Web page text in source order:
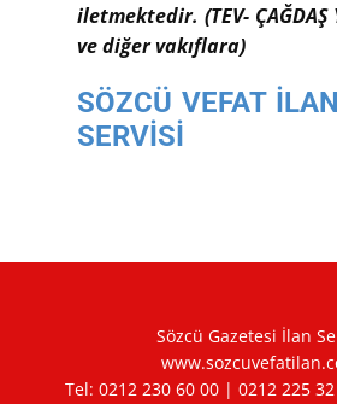
iletmektedir. (TEV- ÇAĞDAŞ
ve diğer vakıflara)
SÖZCÜ VEFAT
SERVİSİ
Sözcü Gazetesi İlan
Tel: 0212 230 60 00 | 0212 225